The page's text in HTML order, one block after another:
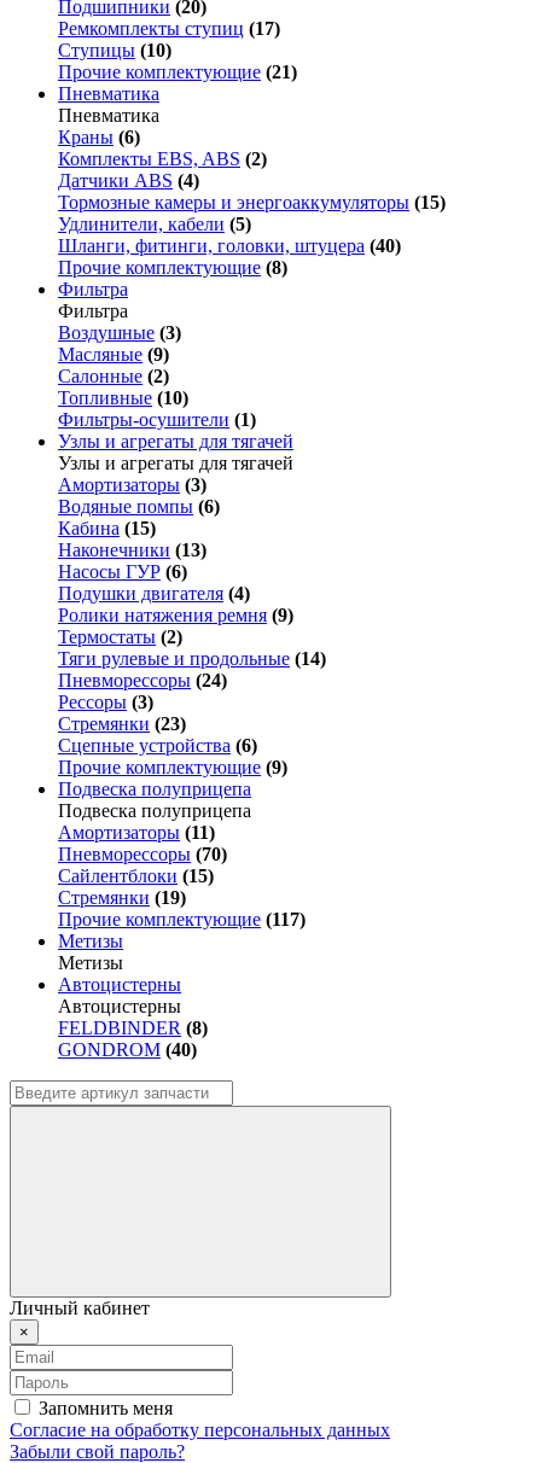
Подшипники (20)
Ремкомплекты ступиц (17)
Ступицы (10)
Прочие комплектующие (21)
Пневматика
Пневматика
Краны (6)
Комплекты EBS, ABS (2)
Датчики ABS (4)
Тормозные камеры и энергоаккумуляторы (15)
Удлинители, кабели (5)
Шланги, фитинги, головки, штуцера (40)
Прочие комплектующие (8)
Фильтра
Фильтра
Воздушные (3)
Масляные (9)
Салонные (2)
Топливные (10)
Фильтры-осушители (1)
Узлы и агрегаты для тягачей
Узлы и агрегаты для тягачей
Амортизаторы (3)
Водяные помпы (6)
Кабина (15)
Наконечники (13)
Насосы ГУР (6)
Подушки двигателя (4)
Ролики натяжения ремня (9)
Термостаты (2)
Тяги рулевые и продольные (14)
Пневморессоры (24)
Рессоры (3)
Стремянки (23)
Сцепные устройства (6)
Прочие комплектующие (9)
Подвеска полуприцепа
Подвеска полуприцепа
Амортизаторы (11)
Пневморессоры (70)
Сайлентблоки (15)
Стремянки (19)
Прочие комплектующие (117)
Метизы
Метизы
Автоцистерны
Автоцистерны
FELDBINDER (8)
GONDROM (40)
Личный кабинет
×
Запомнить меня
Согласие на обработку персональных данных
Забыли свой пароль?